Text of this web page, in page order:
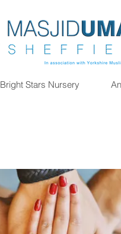
Bright Stars Nursery